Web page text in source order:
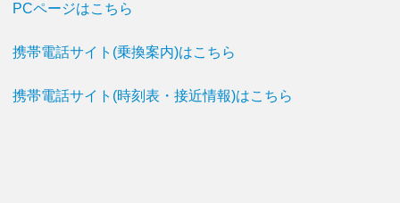
PCページはこちら
携帯電話サイト(乗換案内)はこちら
携帯電話サイト(時刻表・接近情報)はこちら